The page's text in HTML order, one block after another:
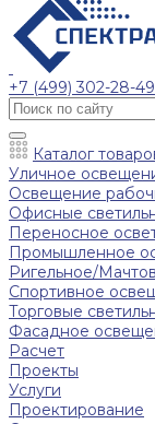
+7 (499) 302-28-49
Каталог
Уличное
Освещение
Офисные
Переносное
Промышленное
Ригельное/
Спортивное
Торговые
Фасадное
Расчет
Проекты
Услуги
Проектирование